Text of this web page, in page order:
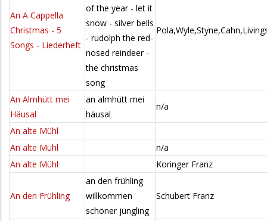
An A Cappella
Christmas - 5
Songs - Liederheft
of the year - let it
snow - silver bells
- rudolph the red-
nosed reindeer -
the christmas
song
An Almhütt mei
Häusal
an almhütt mei
häusal
n/a
An alte Mühl
An alte Mühl
n/a
An alte Mühl
Koringer Franz
An den Frühling
an den frühling
willkommen
schöner jüngling
Schubert Franz